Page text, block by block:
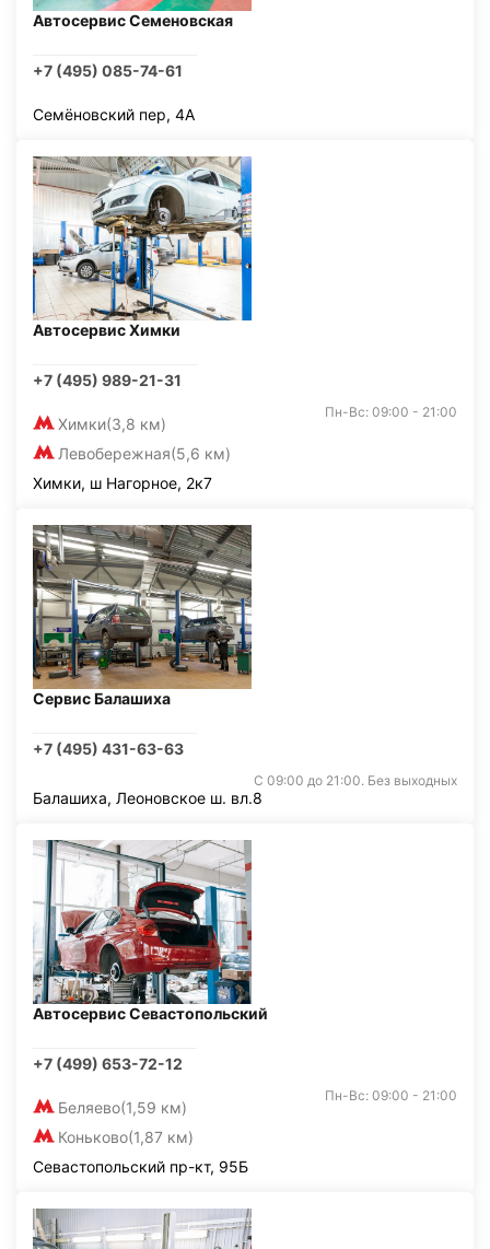
Автосервис Семеновская
+7 (495) 085-74-61
Семёновский пер, 4А
Автосервис Химки
+7 (495) 989-21-31
Химки(3,8 км)
Левобережная(5,6 км)
Пн-Вс: 09:00 - 21:00
Химки, ш Нагорное, 2к7
Сервис Балашиха
+7 (495) 431-63-63
С 09:00 до 21:00. Без выходных
Балашиха, Леоновское ш. вл.8
Автосервис Севастопольский
+7 (499) 653-72-12
Беляево(1,59 км)
Коньково(1,87 км)
Пн-Вс: 09:00 - 21:00
Севастопольский пр-кт, 95Б